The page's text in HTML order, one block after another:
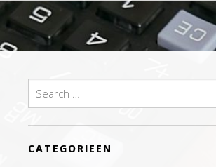
for:
CATEGORIEEN